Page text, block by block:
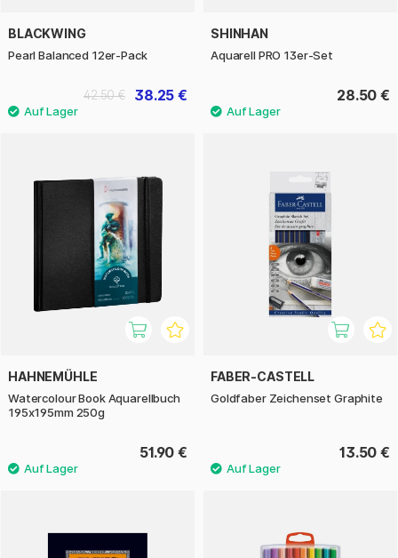
BLACKWING
Pearl Balanced 12er-Pack
38.25 €
42.50 €
SHINHAN
Aquarell PRO 13er-Set
28.50 €
HAHNEMÜHLE
Watercolour Book Aquarellbuch
195x195mm 250g
51.90 €
FABER-CASTELL
Goldfaber Zeichenset Graphite
13.50 €